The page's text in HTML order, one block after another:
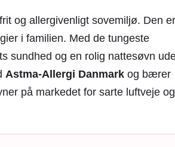
og allergivenligt sovemiljø. Den
i familien. Med de tungeste
sundhed og en rolig nattesøvn
Astma-Allergi Danmarkog bærer
på markedet for sarte luftveje